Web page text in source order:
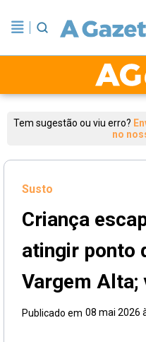
Tem sugestão ou viu erro?
no
Susto
Criança
atingir ponto
Vargem Alta;
Publicado em 08 mai 2026